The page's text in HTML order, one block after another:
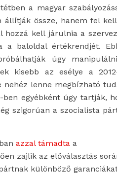
a magyar
állítják össze, hanem fel
hozzá kell járulnia a
a baloldal értékrendjét.
úgy
kisebb az esélye a
nehéz lenne megbízható
egyébként úgy tartják,
szigorúan a szocialista
azzal támadta a
zajlik az előválasztás
különböző